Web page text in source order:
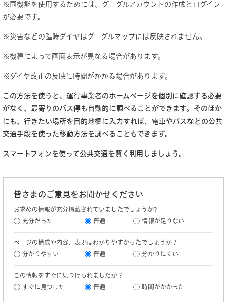
※同機能を使用するためには、グーグルアカウントの作成とログイン
が必要です。
※災害などの臨時ダイヤはグーグルマップには反映されません。
※機種によって画面表示が異なる場合があります。
※ダイヤ改正の反映に時間がかかる場合があります。
この方法を使うと、運行事業者のホームページを個別に確認する必要
がなく、最寄りのバス停も自動的に調べることができます。そのほか
にも、行きたい場所を目的地欄に入力すれば、電車やバスなどの公共
交通手段を使った移動方法を調べることもできます。
スマートフォンを使って公共交通を賢く利用しましょう。
皆さまのご意見をお聞かせください
お求めの情報が充分掲載されていましたでしょうか?
充分だった
普通 情報が足りない
ページの構成や内容、表現はわかりやすかったでしょうか？
分かりやすい
普通 分かりにくい
この情報をすぐに見つけられましたか？
すぐに見つけた
普通 時間がかかった